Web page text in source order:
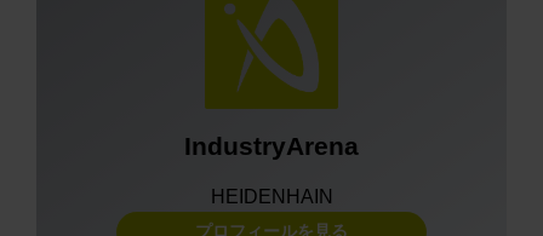
IndustryArena
HEIDENHAIN
プロフィールを見る